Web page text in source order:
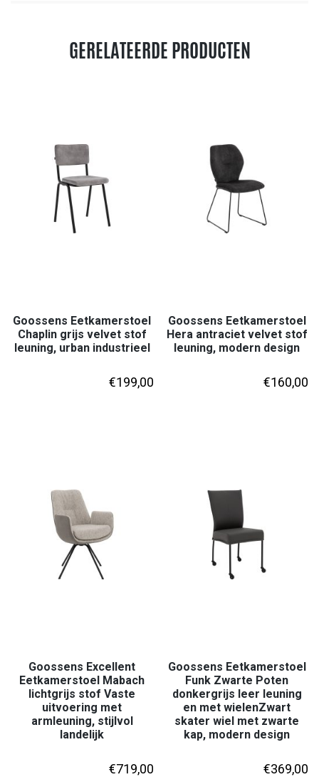
GERELATEERDE PRODUCTEN
Goossens Eetkamerstoel
Chaplin grijs velvet stof
leuning, urban industrieel
€199,00
Goossens Eetkamerstoel
Hera antraciet velvet stof
leuning, modern design
€160,00
Goossens Excellent
Eetkamerstoel Mabach
lichtgrijs stof Vaste
uitvoering met
armleuning, stijlvol
landelijk
€719,00
Goossens Eetkamerstoel
Funk Zwarte Poten
donkergrijs leer leuning
en met wielenZwart
skater wiel met zwarte
kap, modern design
€369,00